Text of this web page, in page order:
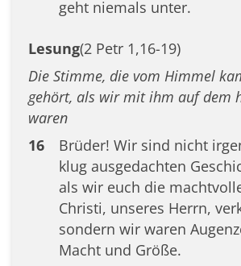
geht niemals unter.
Lesung(2 Petr 1,16-19)
Die Stimme, die vom Himmel
gehört, als wir mit ihm auf dem
waren
16
Brüder! Wir sind nicht
klug ausgedachten
als wir euch die
Christi, unseres Herrn,
sondern wir waren
Macht und Größe.